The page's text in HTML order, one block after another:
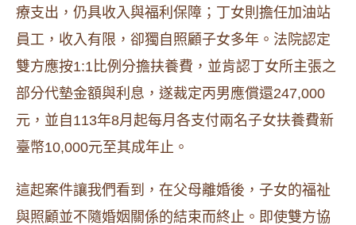
療支出，仍具收入與福利保障；丁女則擔任加油站
員工，收入有限，卻獨自照顧子女多年。法院認定
雙方應按1:1比例分擔扶養費，並肯認丁女所主張之
部分代墊金額與利息，遂裁定丙男應償還247,000
元，並自113年8月起每月各支付兩名子女扶養費新
臺幣10,000元至其成年止。
這起案件讓我們看到，在父母離婚後，子女的福祉
與照顧並不隨婚姻關係的結束而終止。即使雙方協